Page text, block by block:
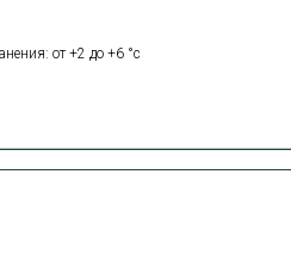
от +2 до +6 °с